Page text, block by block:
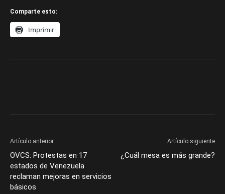
Comparte esto:
Imprimir
Artículo anterior
OVCS: Protestas en 17
estados de Venezuela
reclaman mejoras en servicios
básicos
Artículo siguiente
¿Cuál mesa es más grande?